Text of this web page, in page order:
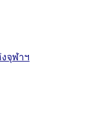
จุฬาฯ